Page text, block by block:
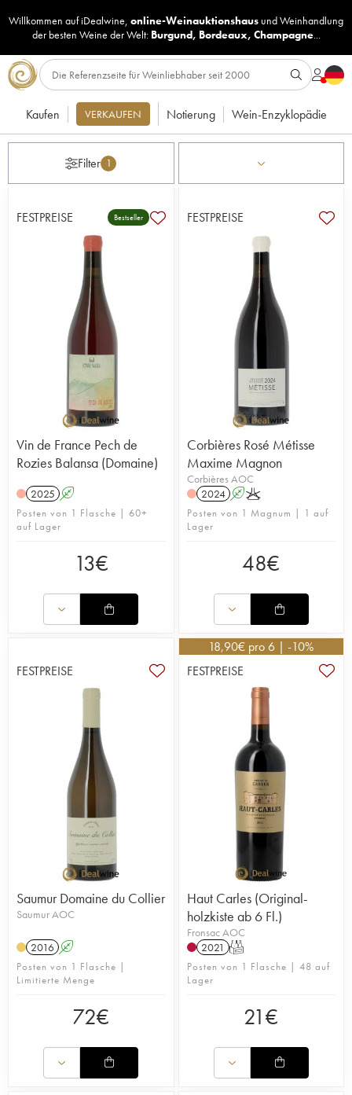
Willkommen auf iDealwine, online-Weinauktionshaus undWeinhandlung
der besten Weine der Welt: Burgund, Bordeaux, Champagne...
Kaufen VERKAUFEN Notierung Wein-Enzyklopädie
Filter 1
FESTPREISE Bestseller
Vin de France Pech de
Rozies Balansa (Domaine)
2025 A
Posten von 1 Flasche | 60+
auf Lager
13€
FESTPREISE
Corbières Rosé Métisse
Maxime Magnon
Corbières AOC
2024 AK
Posten von 1 Magnum | 1 auf
Lager
48€
FESTPREISE
Saumur Domaine du Collier
Saumur AOC
2016 A
Posten von 1 Flasche |
Limitierte Menge
72€
18,90€ pro 6 | -10%
FESTPREISE
Haut Carles (Original-
holzkiste ab 6 Fl.)
Fronsac AOC
2021 T
Posten von 1 Flasche | 48 auf
Lager
21€